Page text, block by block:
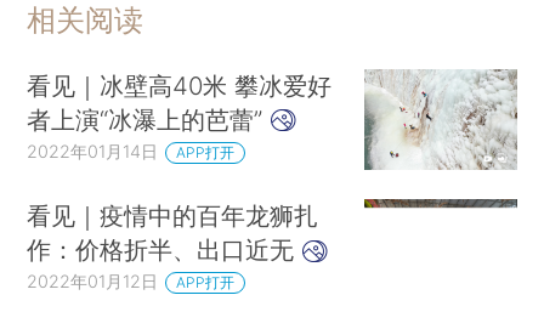
相关阅读
看见｜冰壁高40米 攀冰爱好
者上演“冰瀑上的芭蕾”
2022年01月14日 APP打开
看见｜疫情中的百年龙狮扎
作：价格折半、出口近无
2022年01月12日 APP打开